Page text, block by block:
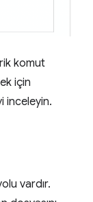
komut
için
inceleyin.
vardır.